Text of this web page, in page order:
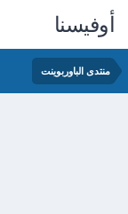
أوفيسنا
منتدى الباوربوينت